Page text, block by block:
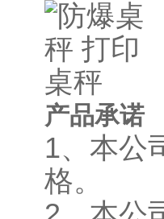
产品承诺
1、本公
格。